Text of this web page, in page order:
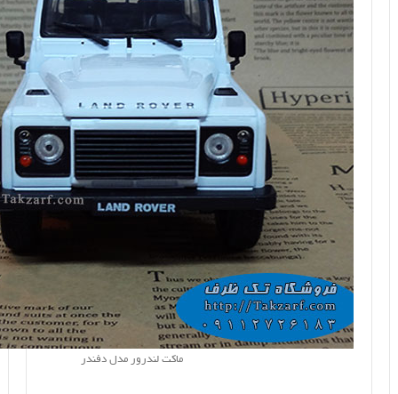
ماکت لندرور مدل دفندر